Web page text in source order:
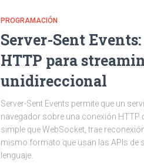
PROGRAMACIÓN
Server-Sent
HTTP para
unidireccional
Server-Sent Events permite que un
navegador sobre una conexión HTTP
simple que WebSocket, trae
mismo formato que usan las APIs de
lenguaje.